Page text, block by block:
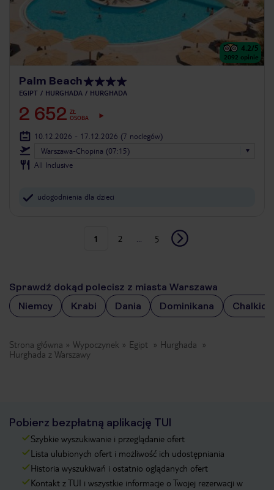
4.2/5
2092 opinie
Palm Beach
EGIPT HURGHADA HURGHADA
2 652 ZŁ
OSOBA
10.12.2026 - 17.12.2026 (7 noclegów)
Warszawa-Chopina (07:15)
All Inclusive
udogodnienia dla dzieci
1 2 5
Sprawdź dokąd polecisz z miasta Warszawa
Niemcy
Krabi Dania Dominikana
Strona główna Wypoczynek Egipt
Hurghada
Hurghada z Warszawy
Pobierz bezpłatną aplikację TUI
Szybkie wyszukiwanie i przeglądanie ofert
Lista ulubionych ofert i możliwość ich udostępniania
Historia wyszukiwań i ostatnio oglądanych ofert
Kontakt z TUI i wszystkie informacje o Twojej rezerwacji w